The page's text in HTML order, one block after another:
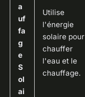
a
uf
fa
g
e
S
ol
ai
Utilise
l'énergie
solaire pour
chauffer
l'eau et le
chauffage.